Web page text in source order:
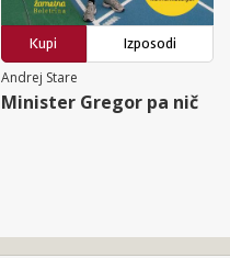
Kupi
Izposodi
Andrej Stare
Minister Gregor pa nič